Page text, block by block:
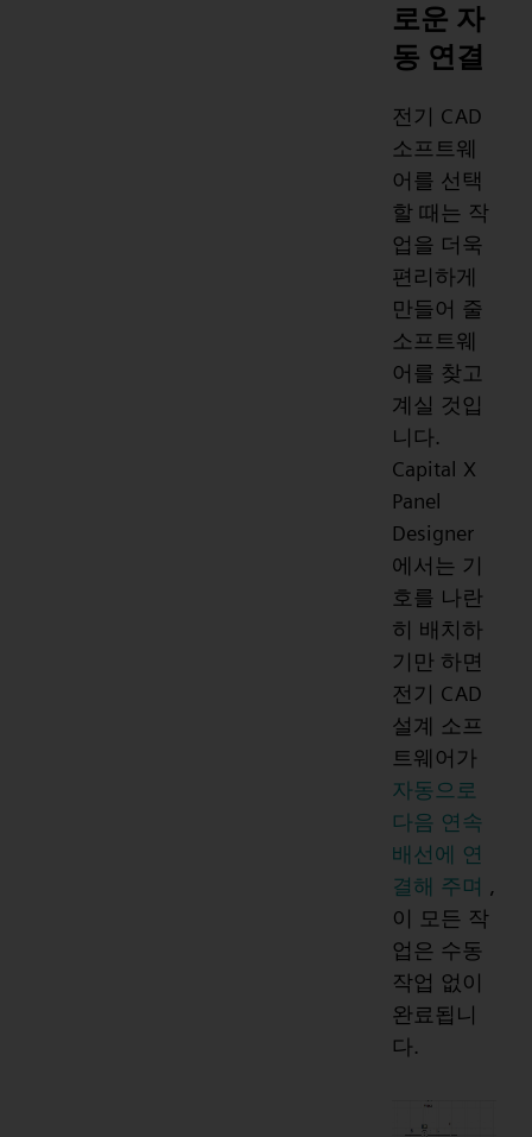
로운 자
동 연결
전기 CAD
소프트웨
어를 선택
할 때는 작
업을 더욱
편리하게
만들어 줄
소프트웨
어를 찾고
계실 것입
니다.
Capital X
Panel
Designer
에서는 기
호를 나란
히 배치하
기만 하면
전기 CAD
설계 소프
트웨어가
자동으로
다음 연속
배선에 연
결해 주며 ,
이 모든 작
업은 수동
작업 없이
완료됩니
다.